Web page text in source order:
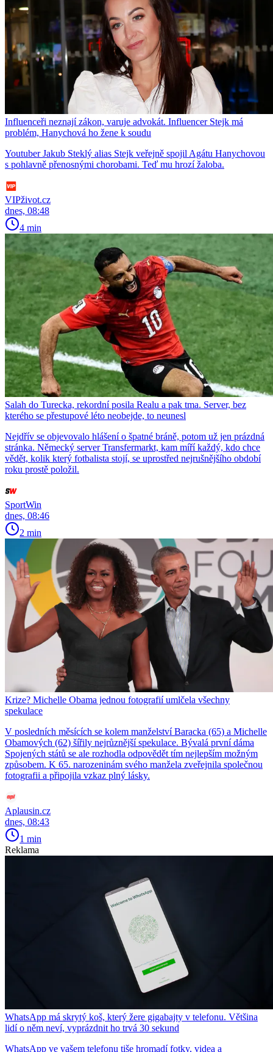
Influenceři neznají zákon, varuje advokát. Influencer Stejk má
problém, Hanychová ho žene k soudu
Youtuber Jakub Steklý alias Stejk veřejně spojil Agátu Hanychovou
s pohlavně přenosnými chorobami. Teď mu hrozí žaloba.
VIPživot.cz
dnes, 08:48
4 min
Salah do Turecka, rekordní posila Realu a pak tma. Server, bez
kterého se přestupové léto neobejde, to neunesl
Nejdřív se objevovalo hlášení o špatné bráně, potom už jen prázdná
stránka. Německý server Transfermarkt, kam míří každý, kdo chce
vědět, kolik který fotbalista stojí, se uprostřed nejrušnějšího období
roku prostě položil.
SportWin
dnes, 08:46
2 min
Krize? Michelle Obama jednou fotografií umlčela všechny
spekulace
V posledních měsících se kolem manželství Baracka (65) a Michelle
Obamových (62) šířily nejrůznější spekulace. Bývalá první dáma
Spojených států se ale rozhodla odpovědět tím nejlepším možným
způsobem. K 65. narozeninám svého manžela zveřejnila společnou
fotografii a připojila vzkaz plný lásky.
Aplausin.cz
dnes, 08:43
1 min
Reklama
WhatsApp má skrytý koš, který žere gigabajty v telefonu. Většina
lidí o něm neví, vyprázdnit ho trvá 30 sekund
WhatsApp ve vašem telefonu tiše hromadí fotky, videa a